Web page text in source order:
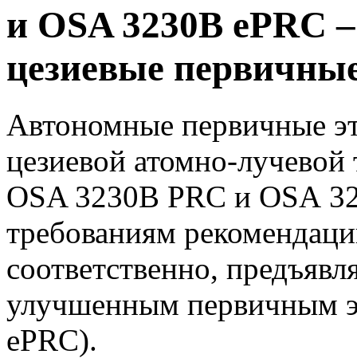
и OSA 3230B ePRC –
цезиевые
Автономные первичные
цезиевой атомно-
OSA 3230B PRC и OSA
требованиям
соответственно,
улучшенным первичным
ePRC).